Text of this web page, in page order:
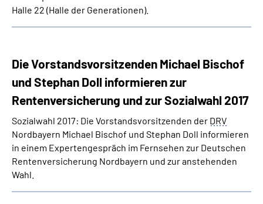
Halle 22 (Halle der Generationen).
Die Vorstandsvorsitzenden Michael Bischof
und Stephan Doll informieren zur
Rentenversicherung und zur Sozialwahl 2017
Sozialwahl 2017: Die Vorstandsvorsitzenden der DRV
Nordbayern Michael Bischof und Stephan Doll informieren
in einem Expertengespräch im Fernsehen zur Deutschen
Rentenversicherung Nordbayern und zur anstehenden
Wahl.